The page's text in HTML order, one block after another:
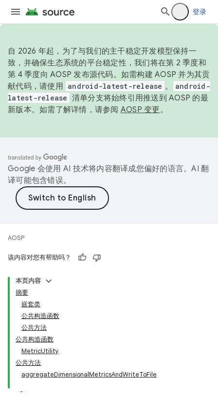
登录
自 2026 年起，为了与我们的主干稳定开发模型保持一
致，并确保生态系统的平台稳定性，我们将在第 2 季度和
第 4 季度向 AOSP 发布源代码。如需构建 AOSP 并为其贡
献代码，请使用 android-latest-release 。
android-
latest-release 清单分支将始终引用推送到 AOSP 的最
新版本。如需了解详情，请参阅 AOSP 变更。
Google 会使用 AI 技术将内容翻译成您偏好的语言。AI 翻
译可能包含错误。
AOSP
该内容对您有帮助吗？
本页内容
摘要
嵌套类
公共构造函数
公共方法
公共构造函数
MetricUtility
公共方法
aggregateDimensionalMetricsAndWriteToFile